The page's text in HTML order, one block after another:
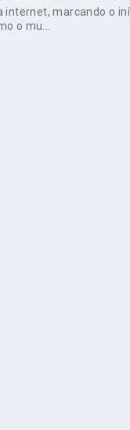
marcando o
o mu...